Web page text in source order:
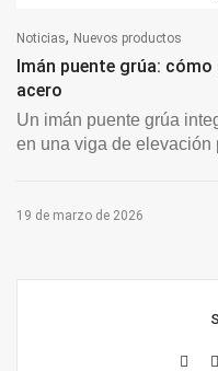
Noticias, Nuevos productos
Imán puente grúa:
acero
Un imán puente grúa
en una viga de elevación
19 de marzo de 2026